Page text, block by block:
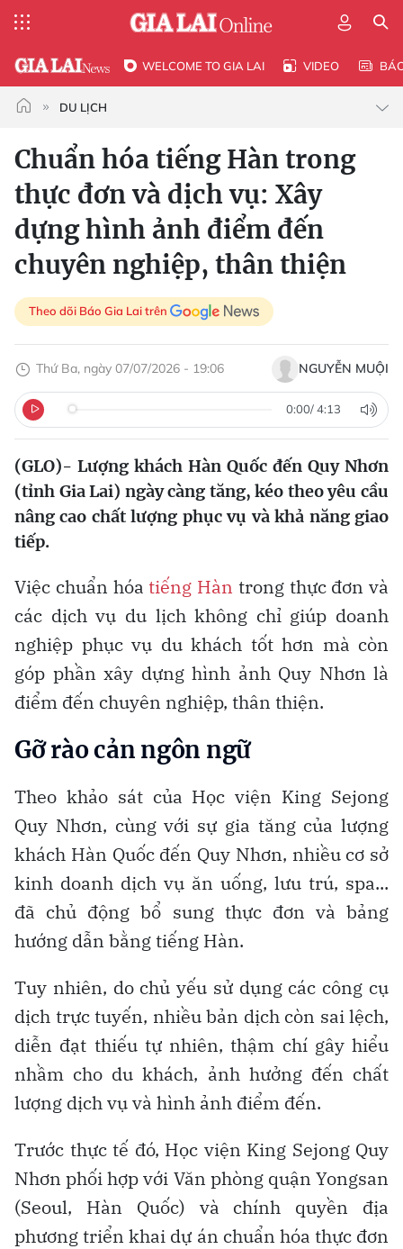
WELCOME TO GIA LAI VIDEO
DU LỊCH
Chuẩn hóa tiếng Hàn trong
thực đơn và dịch vụ: Xây
dựng hình ảnh điểm đến
chuyên nghiệp, thân thiện
Theo dõi Báo Gia Lai trên
Thứ Ba, ngày 07/07/2026 - 19:06 NGUYỄN MUỘI
0:00/4:13
(GLO)- Lượng khách Hàn Quốc đến Quy Nhơn
(tỉnh Gia Lai) ngày càng tăng, kéo theo yêu cầu
nâng cao chất lượng phục vụ và khả năng giao
tiếp.
Việc chuẩn hóatiếng Hàn trong thực đơn và
các dịch vụ du lịch không chỉ giúp doanh
nghiệp phục vụ du khách tốt hơn mà còn
góp phần xây dựng hình ảnh Quy Nhơn là
điểm đến chuyên nghiệp, thân thiện.
Gỡ rào cản ngôn ngữ
Theo khảo sát của Học viện King Sejong
Quy Nhơn, cùng với sự gia tăng của lượng
khách Hàn Quốc đến Quy Nhơn, nhiều cơ sở
kinh doanh dịch vụ ăn uống, lưu trú, spa...
đã chủ động bổ sung thực đơn và bảng
hướng dẫn bằng tiếng Hàn.
Tuy nhiên, do chủ yếu sử dụng các công cụ
dịch trực tuyến, nhiều bản dịch còn sai lệch,
diễn đạt thiếu tự nhiên, thậm chí gây hiểu
nhầm cho du khách, ảnh hưởng đến chất
lượng dịch vụ và hình ảnh điểm đến.
Trước thực tế đó, Học viện King Sejong Quy
Nhơn phối hợp với Văn phòng quận Yongsan
(Seoul, Hàn Quốc) và chính quyền địa
phương triển khai dự án chuẩn hóa thực đơn